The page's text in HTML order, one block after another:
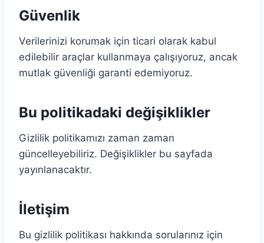
Güvenlik
Verilerinizi korumak için ticari olarak kabul
edilebilir araçlar kullanmaya çalışıyoruz, ancak
mutlak güvenliği garanti edemiyoruz.
Bu politikadaki değişiklikler
Gizlilik politikamızı zaman zaman
güncelleyebiliriz. Değişiklikler bu sayfada
yayınlanacaktır.
İletişim
Bu gizlilik politikası hakkında sorularınız için